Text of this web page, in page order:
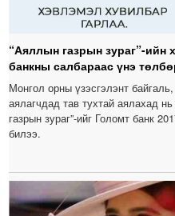
“Аяллын газрын зураг”-
банкны салбараас үнэ
Монгол орны үзэсгэлэнт
аялагчдад тав тухтай аялахад
газрын зураг”-ийг Голомт банк
билээ.